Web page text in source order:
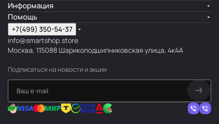
Информация
Помощь
+7(499) 350-54-37
info@smartshop.store
Москва, 115088 Шарикоподшипниковская улица, 4к4А
Подписаться на новости и акции